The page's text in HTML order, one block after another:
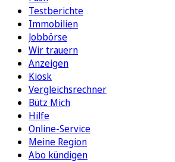
Testberichte
Immobilien
Jobbörse
Wir trauern
Anzeigen
Kiosk
Vergleichsrechner
Bütz Mich
Hilfe
Online-Service
Meine Region
Abo kündigen